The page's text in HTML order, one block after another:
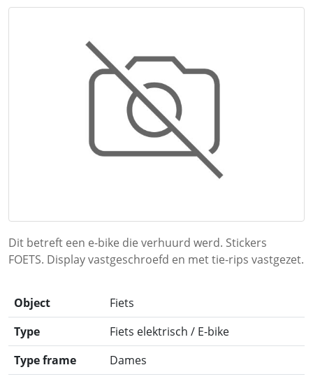
Dit betreft een e-bike die verhuurd werd. Stickers
FOETS. Display vastgeschroefd en met tie-rips vastgezet.
Object
Fiets
Type
Fiets elektrisch / E-bike
Type frame
Dames